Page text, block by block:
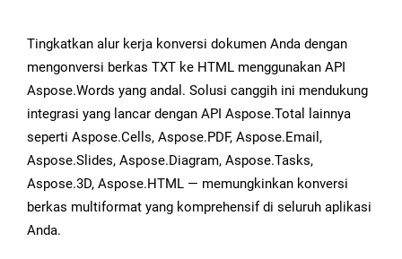
Tingkatkan alur kerja konversi dokumen Anda dengan
mengonversi berkas TXT ke HTML menggunakan API
Aspose.Words yang andal. Solusi canggih ini mendukung
integrasi yang lancar dengan API Aspose.Total lainnya
seperti Aspose.Cells, Aspose.PDF, Aspose.Email,
Aspose.Slides, Aspose.Diagram, Aspose.Tasks,
Aspose.3D, Aspose.HTML — memungkinkan konversi
berkas multiformat yang komprehensif di seluruh aplikasi
Anda.